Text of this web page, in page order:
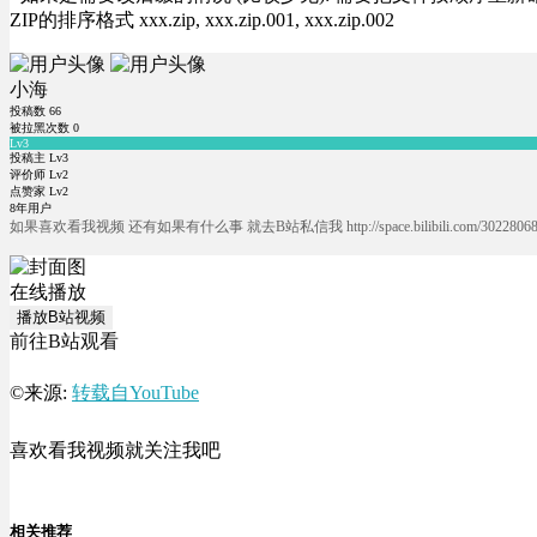
ZIP的排序格式 xxx.zip, xxx.zip.001, xxx.zip.002
小海
投稿数 66
被拉黑次数 0
Lv3
投稿主 Lv3
评价师 Lv2
点赞家 Lv2
8年用户
如果喜欢看我视频 还有如果有什么事 就去B站私信我 http://space.bilibili.com/
在线播放
播放B站视频
前往B站观看
©来源: 转载自YouTube
喜欢看我视频就关注我吧
相关推荐